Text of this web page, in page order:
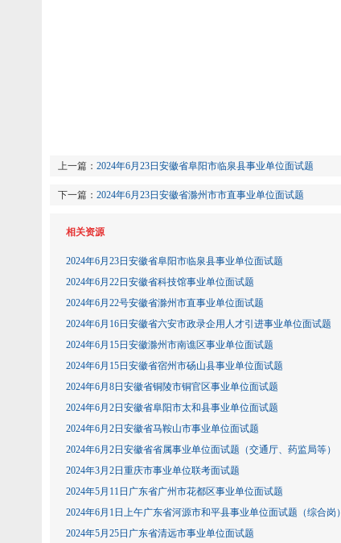
上一篇： 2024年6月23日安徽省阜阳市临泉县事业单位面试题
下一篇： 2024年6月23日安徽省滁州市市直事业单位面试题
相关资源
2024年6月23日安徽省阜阳市临泉县事业单位面试题
2024年6月22日安徽省科技馆事业单位面试题
2024年6月22号安徽省滁州市直事业单位面试题
2024年6月16日安徽省六安市政录企用人才引进事业单位面试题
2024年6月15日安徽滁州市南谯区事业单位面试题
2024年6月15日安徽省宿州市砀山县事业单位面试题
2024年6月8日安徽省铜陵市铜官区事业单位面试题
2024年6月2日安徽省阜阳市太和县事业单位面试题
2024年6月2日安徽省马鞍山市事业单位面试题
2024年6月2日安徽省省属事业单位面试题（交通厅、药监局等）
2024年3月2日重庆市事业单位联考面试题
2024年5月11日广东省广州市花都区事业单位面试题
2024年6月1日上午广东省河源市和平县事业单位面试题（综合岗）
2024年5月25日广东省清远市事业单位面试题